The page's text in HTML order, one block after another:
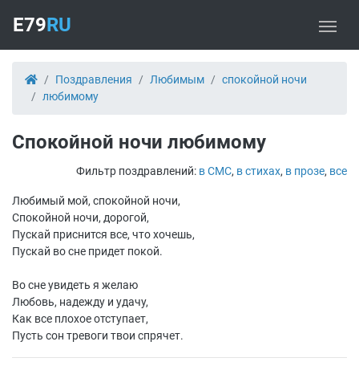
E79RU
Поздравления Любимым
спокойной ночи
любимому
Спокойной ночи любимому
Фильтр поздравлений: в СМС, в стихах, в прозе, все
Любимый мой, спокойной ночи,
Спокойной ночи, дорогой,
Пускай приснится все, что хочешь,
Пускай во сне придет покой.
Во сне увидеть я желаю
Любовь, надежду и удачу,
Как все плохое отступает,
Пусть сон тревоги твои спрячет.